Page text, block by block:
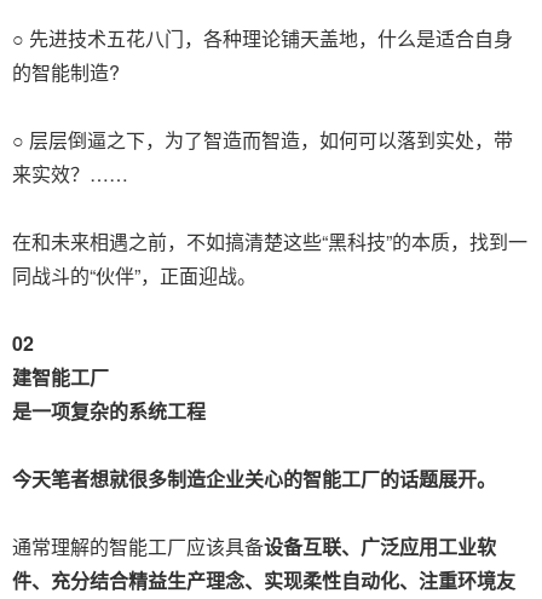
○ 先进技术五花八门，各种理论铺天盖地，什么是适合自身
的智能制造?
○ 层层倒逼之下，为了智造而智造，如何可以落到实处，带
来实效？……
在和未来相遇之前，不如搞清楚这些“黑科技”的本质，找到一
同战斗的“伙伴”，正面迎战。
02
建智能工厂
是一项复杂的系统工程
今天笔者想就很多制造企业关心的智能工厂的话题展开。
通常理解的智能工厂应该具备设备互联、广泛应用工业软
件、充分结合精益生产理念、实现柔性自动化、注重环境友